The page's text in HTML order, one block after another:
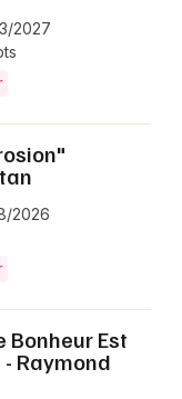
2027
2026
Bonheur Est
Raymond